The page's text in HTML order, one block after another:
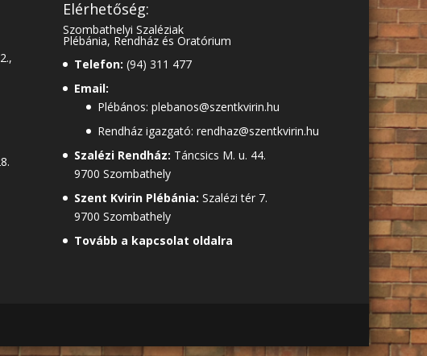
Elérhetőség:
Szombathelyi Szaléziak
Plébánia, Rendház és Oratórium
Telefon: (94) 311 477
Email:
Plébános: plebanos@szentkvirin.hu
Rendház igazgató: rendhaz@szentkvirin.hu
Szalézi Rendház: Táncsics M. u. 44.
9700 Szombathely
Szent Kvirin Plébánia: Szalézi tér 7.
9700 Szombathely
Tovább a kapcsolat oldalra